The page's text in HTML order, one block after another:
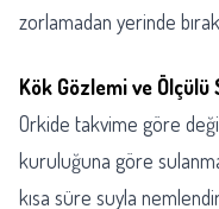
zorlamadan yerinde
Kök Gözlemi ve Ölçülü
Orkide takvime göre
kuruluğuna göre
kısa süre suyla